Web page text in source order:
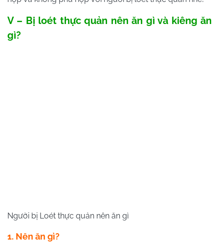
V – Bị loét thực quản nên ăn gì và kiêng ăn
gì?
Người bị Loét thực quản nên ăn gì
1. Nên ăn gì?